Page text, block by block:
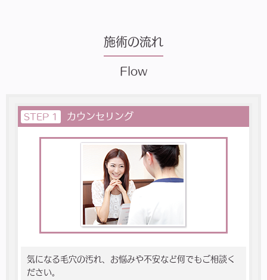
施術の流れ
Flow
STEP 1 カウンセリング
気になる毛穴の汚れ、お悩みや不安など何でもご相談く
ださい。